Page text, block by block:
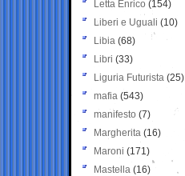
Letta Enrico (154)
Liberi e Uguali (10)
Libia (68)
Libri (33)
Liguria Futurista (25)
mafia (543)
manifesto (7)
Margherita (16)
Maroni (171)
Mastella (16)